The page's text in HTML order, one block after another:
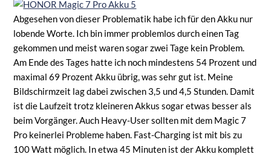
Abgesehen von dieser Problematik habe ich für den Akku nur
lobende Worte. Ich bin immer problemlos durch einen Tag
gekommen und meist waren sogar zwei Tage kein Problem.
Am Ende des Tages hatte ich noch mindestens 54 Prozent und
maximal 69 Prozent Akku übrig, was sehr gut ist. Meine
Bildschirmzeit lag dabei zwischen 3,5 und 4,5 Stunden. Damit
ist die Laufzeit trotz kleineren Akkus sogar etwas besser als
beim Vorgänger. Auch Heavy-User sollten mit dem Magic 7
Pro keinerlei Probleme haben. Fast-Charging ist mit bis zu
100 Watt möglich. In etwa 45 Minuten ist der Akku komplett